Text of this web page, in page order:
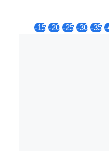
-15 -20 -25 -30 -35 -